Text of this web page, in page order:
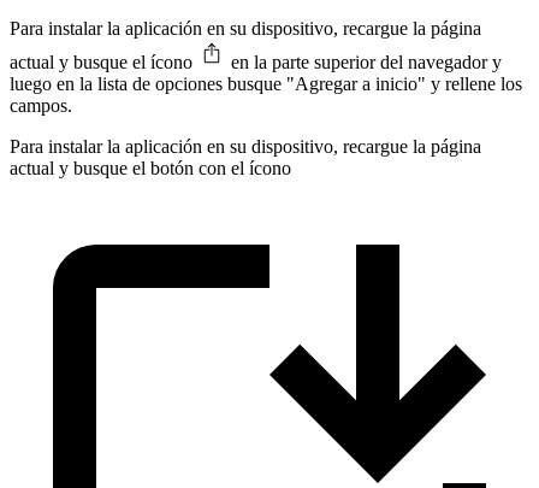
Para instalar la aplicación en su dispositivo, recargue la página
actual y busque el ícono
en la parte superior del navegador y
luego en la lista de opciones busque "Agregar a inicio" y rellene los
campos.
Para instalar la aplicación en su dispositivo, recargue la página
actual y busque el botón con el ícono